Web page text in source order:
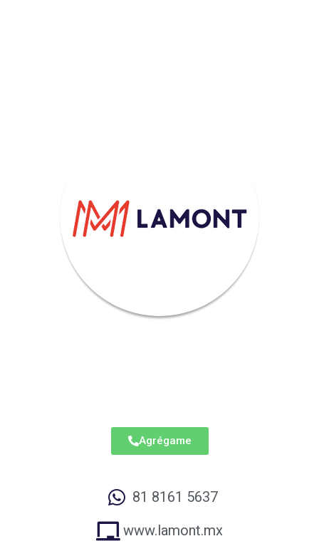
Agrégame
81 8161 5637
www.lamont.mx